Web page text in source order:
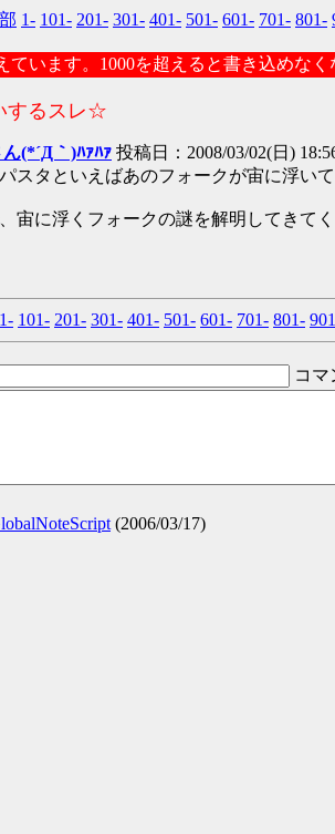
1- 101- 201- 301- 401- 501- 601- 701- 801-
ています。1000を超えると書き込めな
するスレ☆
(*´Д｀)ﾊｧﾊｧ 投稿日：2008/03/02(日)
スタといえばあのフォークが宙に浮い
宙に浮くフォークの謎を解明してきて
1- 101- 201- 301- 401- 501- 601- 701- 801-
コ
(2006/03/17)